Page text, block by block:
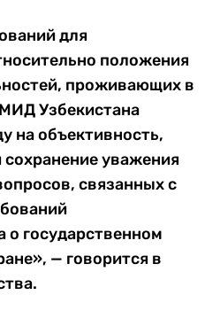
для
положения
проживающих в
Узбекистана
на объективность,
сохранение уважения
связанных с
о государственном
— говорится в